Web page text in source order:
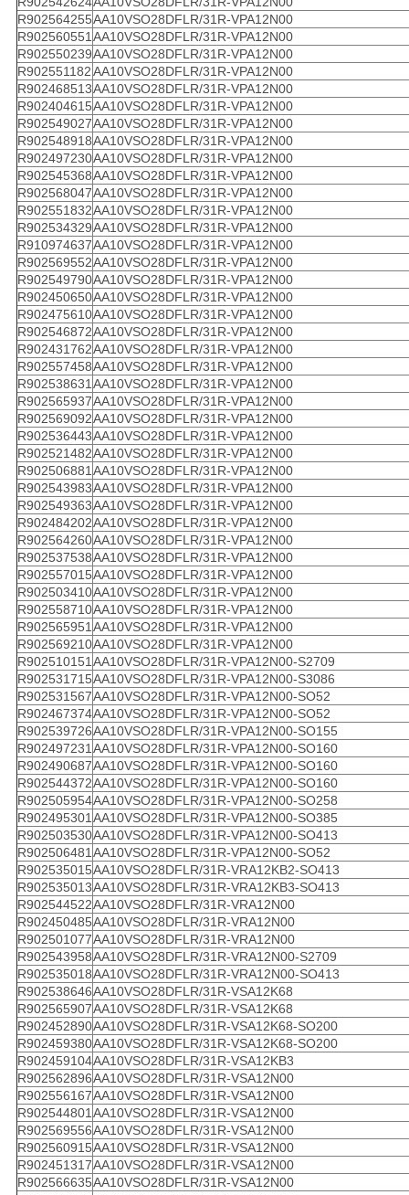
R902564255AA10VSO28DFLR/31R-VPA12N00
R902560551AA10VSO28DFLR/31R-VPA12N00
R902550239AA10VSO28DFLR/31R-VPA12N00
R902551182AA10VSO28DFLR/31R-VPA12N00
R902468513AA10VSO28DFLR/31R-VPA12N00
R902404615AA10VSO28DFLR/31R-VPA12N00
R902549027AA10VSO28DFLR/31R-VPA12N00
R902548918AA10VSO28DFLR/31R-VPA12N00
R902497230AA10VSO28DFLR/31R-VPA12N00
R902545368AA10VSO28DFLR/31R-VPA12N00
R902568047AA10VSO28DFLR/31R-VPA12N00
R902551832AA10VSO28DFLR/31R-VPA12N00
R902534329AA10VSO28DFLR/31R-VPA12N00
R910974637AA10VSO28DFLR/31R-VPA12N00
R902569552AA10VSO28DFLR/31R-VPA12N00
R902549790AA10VSO28DFLR/31R-VPA12N00
R902450650AA10VSO28DFLR/31R-VPA12N00
R902475610AA10VSO28DFLR/31R-VPA12N00
R902546872AA10VSO28DFLR/31R-VPA12N00
R902431762AA10VSO28DFLR/31R-VPA12N00
R902557458AA10VSO28DFLR/31R-VPA12N00
R902538631AA10VSO28DFLR/31R-VPA12N00
R902565937AA10VSO28DFLR/31R-VPA12N00
R902569092AA10VSO28DFLR/31R-VPA12N00
R902536443AA10VSO28DFLR/31R-VPA12N00
R902521482AA10VSO28DFLR/31R-VPA12N00
R902506881AA10VSO28DFLR/31R-VPA12N00
R902543983AA10VSO28DFLR/31R-VPA12N00
R902549363AA10VSO28DFLR/31R-VPA12N00
R902484202AA10VSO28DFLR/31R-VPA12N00
R902564260AA10VSO28DFLR/31R-VPA12N00
R902537538AA10VSO28DFLR/31R-VPA12N00
R902557015AA10VSO28DFLR/31R-VPA12N00
R902503410AA10VSO28DFLR/31R-VPA12N00
R902558710AA10VSO28DFLR/31R-VPA12N00
R902565951AA10VSO28DFLR/31R-VPA12N00
R902569210AA10VSO28DFLR/31R-VPA12N00
R902510151AA10VSO28DFLR/31R-VPA12N00-S2709
R902531715AA10VSO28DFLR/31R-VPA12N00-S3086
R902531567AA10VSO28DFLR/31R-VPA12N00-SO52
R902467374AA10VSO28DFLR/31R-VPA12N00-SO52
R902539726AA10VSO28DFLR/31R-VPA12N00-SO155
R902497231AA10VSO28DFLR/31R-VPA12N00-SO160
R902490687AA10VSO28DFLR/31R-VPA12N00-SO160
R902544372AA10VSO28DFLR/31R-VPA12N00-SO160
R902505954AA10VSO28DFLR/31R-VPA12N00-SO258
R902495301AA10VSO28DFLR/31R-VPA12N00-SO385
R902503530AA10VSO28DFLR/31R-VPA12N00-SO413
R902506481AA10VSO28DFLR/31R-VPA12N00-SO52
R902535015AA10VSO28DFLR/31R-VRA12KB2-SO413
R902535013AA10VSO28DFLR/31R-VRA12KB3-SO413
R902544522AA10VSO28DFLR/31R-VRA12N00
R902450485AA10VSO28DFLR/31R-VRA12N00
R902501077AA10VSO28DFLR/31R-VRA12N00
R902543958AA10VSO28DFLR/31R-VRA12N00-S2709
R902535018AA10VSO28DFLR/31R-VRA12N00-SO413
R902538646AA10VSO28DFLR/31R-VSA12K68
R902565907AA10VSO28DFLR/31R-VSA12K68
R902452890AA10VSO28DFLR/31R-VSA12K68-SO200
R902459380AA10VSO28DFLR/31R-VSA12K68-SO200
R902459104AA10VSO28DFLR/31R-VSA12KB3
R902562896AA10VSO28DFLR/31R-VSA12N00
R902556167AA10VSO28DFLR/31R-VSA12N00
R902544801AA10VSO28DFLR/31R-VSA12N00
R902569556AA10VSO28DFLR/31R-VSA12N00
R902560915AA10VSO28DFLR/31R-VSA12N00
R902451317AA10VSO28DFLR/31R-VSA12N00
R902566635AA10VSO28DFLR/31R-VSA12N00